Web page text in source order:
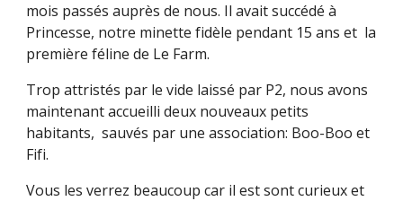
mois passés auprès de nous. Il avait succédé à
Princesse, notre minette fidèle pendant 15 ans et la
première féline de Le Farm.
Trop attristés par le vide laissé par P2, nous avons
maintenant accueilli deux nouveaux petits
habitants, sauvés par une association: Boo-Boo et
Fifi.
Vous les verrez beaucoup car il estsontcurieuxet